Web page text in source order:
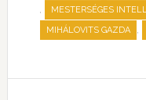
, MESTERSÉGES
MIHÁLOVITS GAZDA ,